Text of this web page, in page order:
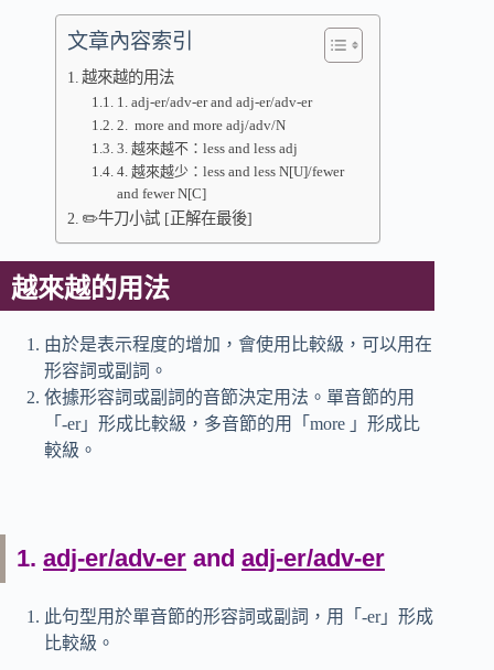
文章內容索引
越來越的用法
1. adj-er/adv-er and adj-er/adv-er
2. more and more adj/adv/N
3. 越來越不：less and less adj
4. 越來越少：less and less N[U]/fewer
and fewer N[C]
✏️牛刀小試 [正解在最後]
越來越的用法
由於是表示程度的增加，會使用比較級，可以用在
形容詞或副詞。
依據形容詞或副詞的音節決定用法。單音節的用
「-er」形成比較級，多音節的用「more 」形成比
較級。
1. adj-er/adv-er and adj-er/adv-er
此句型用於單音節的形容詞或副詞，用「-er」形成
比較級。